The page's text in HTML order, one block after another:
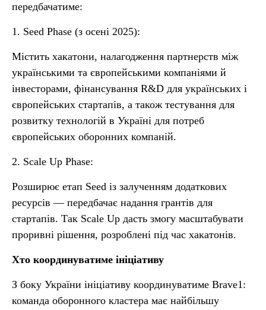
передбачатиме:
1. Seed Phase (з осені 2025):
Містить хакатони, налагодження партнерств між
українськими та європейськими компаніями й
інвесторами, фінансування R&D для українських і
європейських стартапів, а також тестування для
розвитку технологій в Україні для потреб
європейських оборонних компаній.
2. Scale Up Phase:
Розширює етап Seed із залученням додаткових
ресурсів — передбачає надання грантів для
стартапів. Так Scale Up дасть змогу масштабувати
проривні рішення, розроблені під час хакатонів.
Хто координуватиме ініціативу
З боку України ініціативу координуватиме Brave1:
команда оборонного кластера має найбільшу